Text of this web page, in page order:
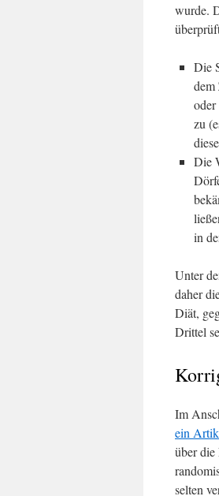
wurde.
Die
dem
zu
Die
in
Unter
daher
Diät,
Drittel
Im
ein
über
selten